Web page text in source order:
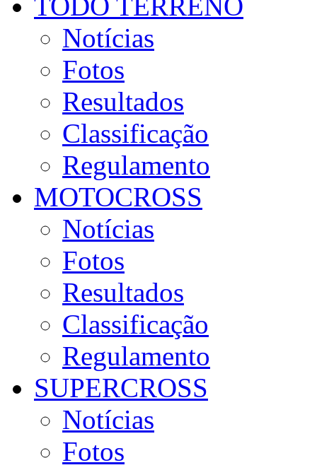
Notícias
Fotos
Resultados
Classificação
Regulamento
MOTOCROSS
Notícias
Fotos
Resultados
Classificação
Regulamento
SUPERCROSS
Notícias
Fotos